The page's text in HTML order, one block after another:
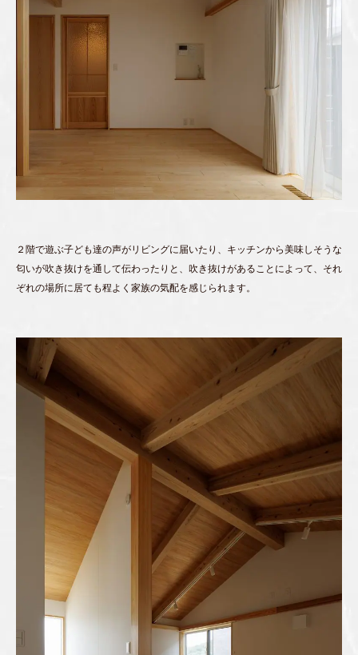
２階で遊ぶ子ども達の声がリビングに届いたり、キッチンから美味しそうな
匂いが吹き抜けを通して伝わったりと、吹き抜けがあることによって、それ
ぞれの場所に居ても程よく家族の気配を感じられます。